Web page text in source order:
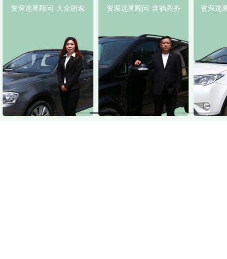
资深选墓顾问 大众朗逸 资深选墓顾问 奔驰商务 资深选